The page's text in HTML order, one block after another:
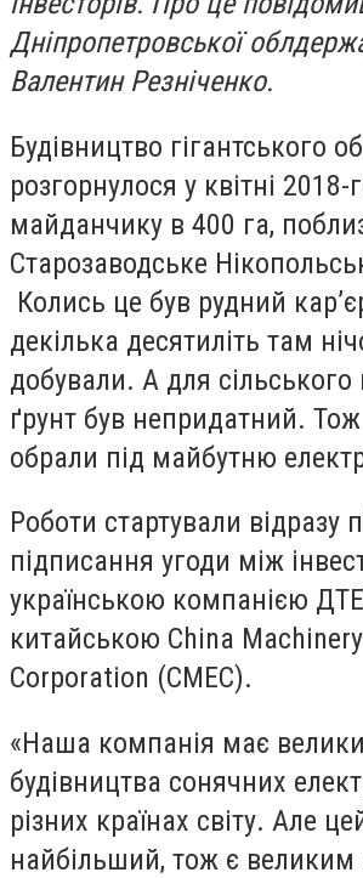
Дніпропетровської
Валентин Резніченко.
Будівництво гігантського
розгорнулося у квітні 2018-
майданчику в 400 га,
Старозаводське
Колись це був рудний
декілька десятиліть там
добували. А для сільського
ґрунт був непридатний.
обрали під майбутню
Роботи стартували відразу
підписання угоди між
українською компанією
китайською China
Corporation (CMEC).
«Наша компанія має
будівництва сонячних
різних країнах світу. Але
найбільший, тож є